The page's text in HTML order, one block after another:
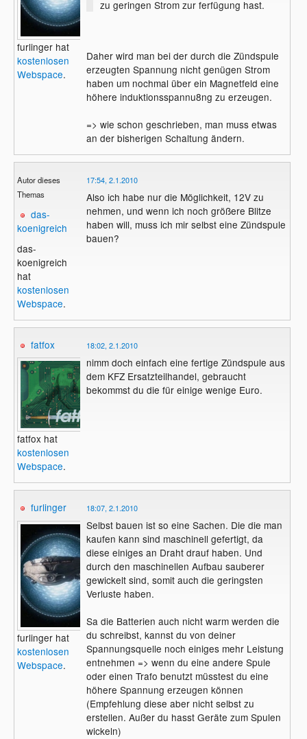
furlinger hat
kostenlosen
Webspace.
zu geringen Strom zur ferfügung hast.
Daher wird man bei der durch die Zündspule
erzeugten Spannung nicht genügen Strom
haben um nochmal über ein Magnetfeld eine
höhere induktionsspannu8ng zu erzeugen.
=> wie schon geschrieben, man muss etwas
an der bisherigen Schaltung ändern.
Autor dieses
Themas
das-
koenigreich
das-
koenigreich
hat
kostenlosen
Webspace.
17:54, 2.1.2010
Also ich habe nur die Möglichkeit, 12V zu
nehmen, und wenn ich noch größere Blitze
haben will, muss ich mir selbst eine Zündspule
bauen?
fatfox
fatfox hat
kostenlosen
Webspace.
18:02, 2.1.2010
nimm doch einfach eine fertige Zündspule aus
dem KFZ Ersatzteilhandel, gebraucht
bekommst du die für einige wenige Euro.
furlinger
furlinger hat
kostenlosen
Webspace.
18:07, 2.1.2010
Selbst bauen ist so eine Sachen. Die die man
kaufen kann sind maschinell gefertigt, da
diese einiges an Draht drauf haben. Und
durch den maschinellen Aufbau sauberer
gewickelt sind, somit auch die geringsten
Verluste haben.
Sa die Batterien auch nicht warm werden die
du schreibst, kannst du von deiner
Spannungsquelle noch einiges mehr Leistung
entnehmen => wenn du eine andere Spule
oder einen Trafo benutzt müsstest du eine
höhere Spannung erzeugen können
(Empfehlung diese aber nicht selbst zu
erstellen. Außer du hasst Geräte zum Spulen
wickeln)